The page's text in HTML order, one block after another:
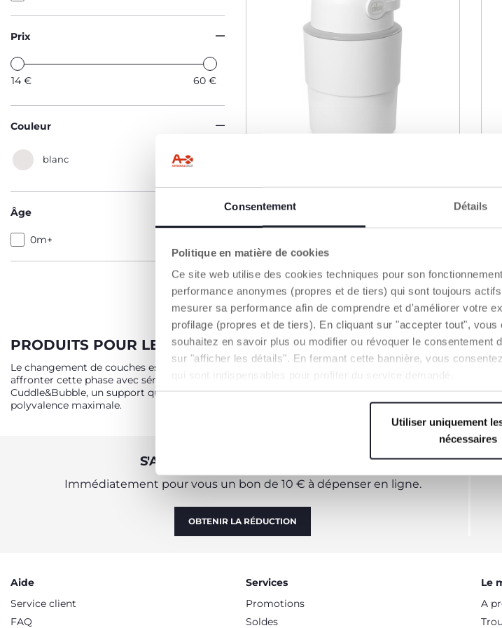
Consentement Détails
Politique en matière de cookies
Ce site web utilise des cookies techniques pour son
performance anonymes (propres et de tiers) qui sont toujours
mesurer sa performance afin de comprendre et d'améliorer votre
profilage (propres et de tiers). En cliquant sur "accepter tout",
souhaitez en savoir plus ou modifier ou révoquer le
sur "afficher les détails". En fermant cette bannière, vous
Utiliser uniquement
nécessaires
Prix
14 € 60 €
Couleur
blanc
Âge
0m+
télescopique
59,99 €
AJOUTER AU PANIER
PRODUITS POUR LE CHANGE DE BÉBÉ
Le changement de couches est toujours un moment difficile, même pour les personnes les plus
affronter cette phase avec sérénité. Du matelas à langer, disponible en de nombreux modèles qui
Cuddle&Bubble, un support qui peut se transformer d'un matelas à langer en une baignoire
polyvalence maximale.
S'ABONNER À LA NEWSLETTER
Immédiatement pour vous un bon de 10 € à dépenser en ligne.
OBTENIR LA RÉDUCTION
Aide
Service client
FAQ
Services
Promotions
Soldes
Le
A